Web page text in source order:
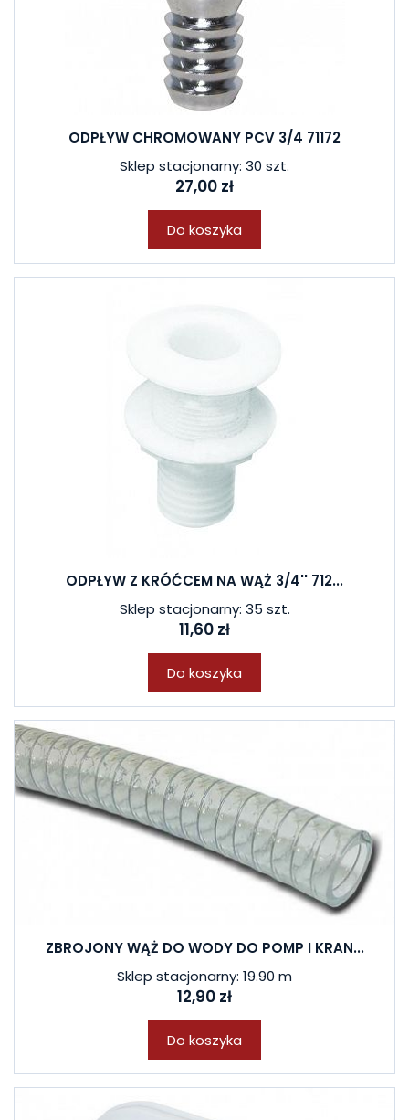
ODPŁYW CHROMOWANY PCV 3/4 71172
Sklep stacjonarny: 30 szt.
27,00 zł
Do koszyka
ODPŁYW Z KRÓĆCEM NA WĄŻ 3/4'' 712...
Sklep stacjonarny: 35 szt.
11,60 zł
Do koszyka
ZBROJONY WĄŻ DO WODY DO POMP I KRAN...
Sklep stacjonarny: 19.90 m
12,90 zł
Do koszyka